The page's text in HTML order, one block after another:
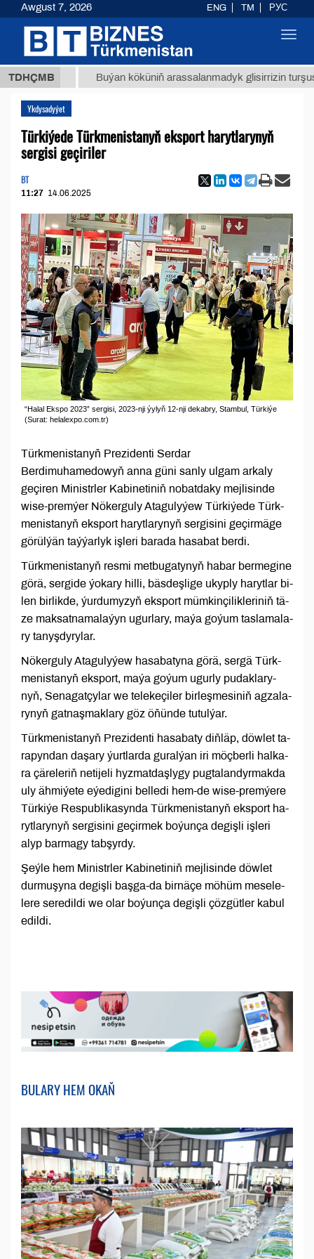
TDHÇMB
ТМТ Buýan köküniň arassalanmadyk glisirrizin turşusy (t.)
Ykdysadyýet
Tür­ki­ýede Türk­me­nis­ta­nyň eks­port ha­ryt­la­ry­nyň
sergisi ge­çir­iler
BT
11:27 14.06.2025
“Halal Ekspo 2023” sergisi, 2023-nji ýylyň 12-nji dekabry, Stambul, Türkiýe
(Surat: helalexpo.com.tr)
Türk­me­nis­ta­nyň Pre­zi­den­ti­ Ser­dar
Berdimuhamedowyň anna güni san­ly ul­gam ar­ka­ly
geçiren Mi­nistr­ler Ka­bi­ne­ti­niň no­bat­da­ky mej­li­si­nde
wise-premýer Nökerguly Atagulyýew Tür­ki­ýede Türk­
me­nis­ta­nyň eks­port ha­ryt­la­ry­nyň sergisi­ni ge­çir­mä­ge
gö­rül­ýän taýýar­lyk iş­le­ri ba­ra­da ha­sa­bat ber­di.
Türk­me­nis­ta­nyň resmi metbugatynyň habar bermegine
görä, ser­gi­de ýokary hil­li, bäs­deş­li­ge ukyp­ly ha­ryt­lar bi­
len bir­lik­de, ýur­du­my­zyň eks­port müm­kin­çi­lik­le­ri­niň tä­
ze mak­sat­na­ma­la­ýyn ugur­la­ry, ma­ýa go­ýum taslamala­
ry ta­nyş­dy­ry­lar.
Nökerguly Atagulyýew hasabatyna görä, ser­gä Türk­
me­nis­ta­nyň eks­port, ma­ýa go­ýum ugur­ly pu­dak­la­ry­
nyň, Se­na­gat­çy­lar we te­le­ke­çi­ler bir­leş­me­si­niň agza­la­
ry­nyň gat­naş­mak­la­ry göz öňün­de tu­tul­ýar.
Türk­me­nis­ta­nyň Pre­zi­den­ti­ ha­sa­ba­ty diň­läp, döwlet ta­
ra­pyn­dan da­şa­ry ýurtlar­da gu­ral­ýan iri möç­ber­li hal­ka­
ra çä­re­le­riň ne­ti­je­li hyz­mat­daş­ly­gy pug­ta­lan­dyr­mak­da
uly äh­mi­ýe­te eýe­di­gi­ni bel­le­di hem-de wi­se-prem­ýe­re
Tür­ki­ýe Res­pub­li­ka­syn­da Türk­me­nis­ta­nyň eks­port ha­
ryt­la­ry­nyň ser­gi­si­ni ge­çir­mek bo­ýun­ça de­giş­li iş­le­ri
alyp bar­ma­gy tab­şyr­dy.
Şeýle hem Mi­nistr­ler Ka­bi­ne­ti­niň mejlisinde döw­let
dur­mu­şy­na de­giş­li baş­ga-da bir­nä­çe mö­hüm me­se­le­
le­re se­re­dil­di we olar bo­ýun­ça de­giş­li çöz­güt­ler ka­bul
edil­di.
BULARY HEM OKAŇ
Awgust 7, 2026 ENG TM РУС